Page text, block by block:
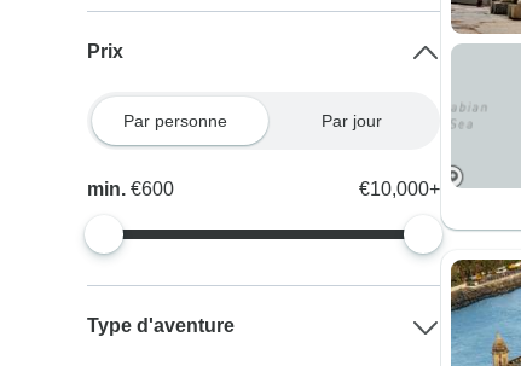
Prix
Par personne Par jour
min.€600 €10,000+
Type d'aventure